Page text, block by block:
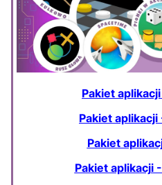
Pakiet
Pakiet aplikacji
Pakiet
Pakiet aplikacji